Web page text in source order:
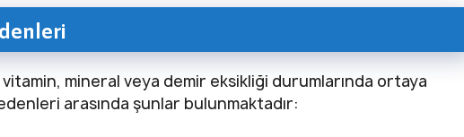
mineral veya demir eksikliği durumlarında ortaya
arasında şunlar bulunmaktadır: